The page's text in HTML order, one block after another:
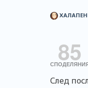
85
След